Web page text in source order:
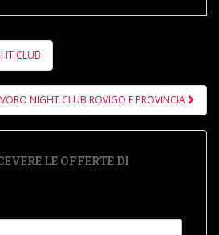
CLUB
NIGHT CLUB ROVIGO E PROVINCIA
LE OFFERTE DI